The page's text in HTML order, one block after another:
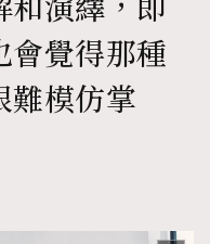
和演繹，即
會覺得那種
難模仿掌